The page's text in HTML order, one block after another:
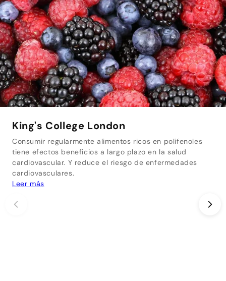
King's College London
Consumir regularmente alimentos ricos en polifenoles
tiene efectos beneficios a largo plazo en la salud
cardiovascular. Y reduce el riesgo de enfermedades
cardiovasculares.
Leer más